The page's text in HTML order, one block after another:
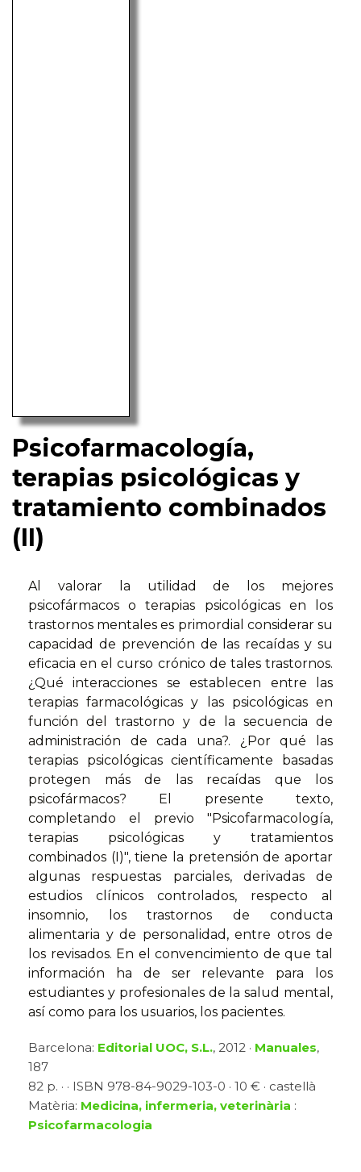
Psicofarmacología,
terapias psicológicas y
tratamiento combinados
(II)
Al valorar la utilidad de los mejores
psicofármacos o terapias psicológicas en los
trastornos mentales es primordial considerar su
capacidad de prevención de las recaídas y su
eficacia en el curso crónico de tales trastornos.
¿Qué interacciones se establecen entre las
terapias farmacológicas y las psicológicas en
función del trastorno y de la secuencia de
administración de cada una?. ¿Por qué las
terapias psicológicas científicamente basadas
protegen más de las recaídas que los
psicofármacos? El presente texto,
completando el previo "Psicofarmacología,
terapias psicológicas y tratamientos
combinados (I)", tiene la pretensión de aportar
algunas respuestas parciales, derivadas de
estudios clínicos controlados, respecto al
insomnio, los trastornos de conducta
alimentaria y de personalidad, entre otros de
los revisados. En el convencimiento de que tal
información ha de ser relevante para los
estudiantes y profesionales de la salud mental,
así como para los usuarios, los pacientes.
Barcelona: Editorial UOC, S.L., 2012 · Manuales,
187
82 p. · · ISBN 978-84-9029-103-0 · 10 € · castellà
Matèria: Medicina, infermeria, veterinària :
Psicofarmacologia